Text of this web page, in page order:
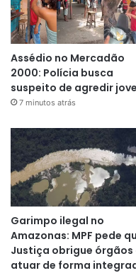
Assédio no Mercadão
2000: Polícia busca
suspeito de agredir
7 minutos atrás
Garimpo ilegal no
Amazonas: MPF pede
Justiça obrigue órgãos
atuar de forma